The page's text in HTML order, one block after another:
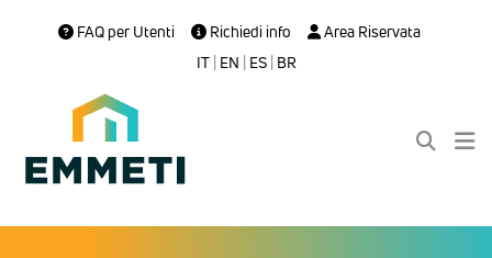
FAQ per Utenti Richiedi info
Area Riservata
IT| EN | ES| BR